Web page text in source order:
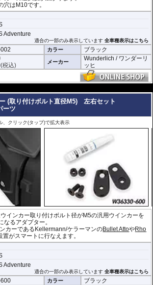
穴はM10です。
Adventure
適合の一部のみ表示しています全車種表示はこちら
カラー ブラック
(税込) メーカー
Wunderlich / ワンダーリ
ッヒ
(取り付けボルト直径M5) 左右セット
ーツ
、クリック(タップ)で拡大表示
インカー取り付けボルト径がM5の汎用ウインカーを
なるアダプター。
カーであるKellermann/ケラーマンのBullet AttoやRho
置がスマートに行なえます。
Adventure
適合の一部のみ表示しています全車種表示はこちら
カラー ブラック